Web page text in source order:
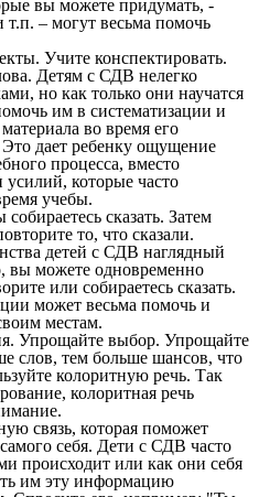
вы можете придумать, -
– могут весьма помочь
Учите конспектировать.
Детям с СДВ нелегко
но как только они научатся
им в систематизации и
во время его
дает ребенку ощущение
процесса, вместо
усилий, которые часто
учебы.
сказать. Затем
то, что сказали.
детей с СДВ наглядный
вы можете одновременно
или собираетесь сказать.
может весьма помочь и
местам.
Упрощайте выбор. Упрощайте
слов, тем больше шансов, что
колоритную речь. Так
колоритная речь
связь, которая поможет
себя. Дети с СДВ часто
происходит или как они себя
им эту информацию